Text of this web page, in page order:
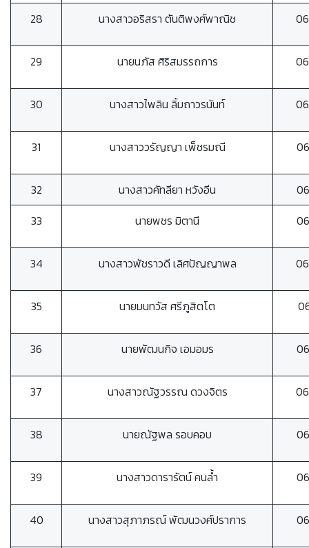
28 นางสาวอริสรา ตันติพงศ์พาณิช
29 นายนภัส ศิริสมรรถการ
30 นางสาวไพลิน ลิ้มถาวรนันท์
31 นางสาววรัญญา เพ็ชรมณี
32 นางสาวคัทลียา หวังอีน
33
นายพชร มิตานี
34 นางสาวพัชราวดี เลิศปัญญาพล
35 นายมนทวัส ศรีภูสิตโต
36 นายพัฒนกิจ เอมอมร
37 นางสาวณัฐวรรณ ดวงจิตร
38 นายณัฐพล รอบคอบ
39 นางสาวดารารัตน์ คนล้ำ
40 นางสาวสุภาภรณ์ พัฒนวงศ์ปราการ